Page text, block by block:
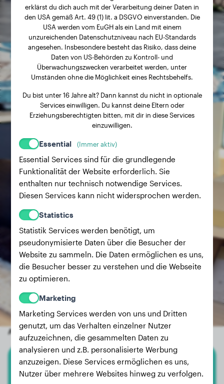
Andere zufällige Hunde
Chihuahua
erklärst du dich auch mit der Verarbeitung deiner Daten in
den USA gemäß Art. 49 (1) lit. a DSGVO einverstanden. Die
USA werden vom EuGH als ein Land mit einem
unzureichenden Datenschutzniveau nach EU-Standards
angesehen. Insbesondere besteht das Risiko, dass deine
Daten von US-Behörden zu Kontroll- und
Überwachungszwecken verarbeitet werden, unter
Umständen ohne die Möglichkeit eines Rechtsbehelfs.
Du bist unter 16 Jahre alt? Dann kannst du nicht in optionale
Services einwilligen. Du kannst deine Eltern oder
Erziehungsberechtigten bitten, mit dir in diese Services
einzuwilligen.
Essential (Immer aktiv)
Essential Services sind für die grundlegende
Funktionalität der Website erforderlich. Sie
enthalten nur technisch notwendige Services.
Diesen Services kann nicht widersprochen werden.
Statistics
Statistik Services werden benötigt, um
pseudonymisierte Daten über die Besucher der
Website zu sammeln. Die Daten ermöglichen es uns,
die Besucher besser zu verstehen und die Webseite
zu optimieren.
Marketing
Marketing Services werden von uns und Dritten
genutzt, um das Verhalten einzelner Nutzer
aufzuzeichnen, die gesammelten Daten zu
analysieren und z.B. personalisierte Werbung
anzuzeigen. Diese Services ermöglichen es uns,
Nutzer über mehrere Websites hinweg zu verfolgen.